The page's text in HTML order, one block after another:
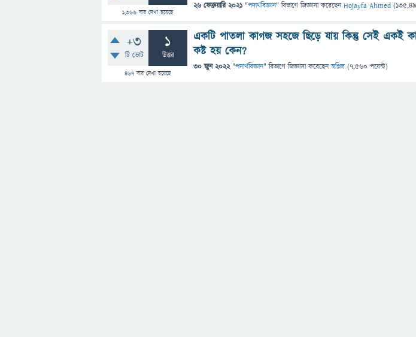
1,366 বার দেখা হয়েছে
26 ফেব্রুয়ারি 2021 "পদার্থবিজ্ঞান" বিভাগে জিজ্ঞাসাকরেছেনHojayfa Ahmed (
+3
টি ভোট
1
উত্তর
467 বার দেখা হয়েছে
একটি পাতলা কাগজ সহজে ছিড়ে যায় কিন্তু সেই একই
কষ্ট হয় কেন?
30 জুন 2022 "পদার্থবিজ্ঞান" বিভাগে জিজ্ঞাসাকরেছেনস্বপ্নিল (7,560 পয়েন্ট)